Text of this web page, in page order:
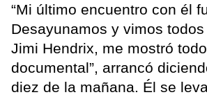
“Mi último encuentro con él
Desayunamos y vimos
Jimi Hendrix, me mostró
documental”, arrancó
diez de la mañana. Él se